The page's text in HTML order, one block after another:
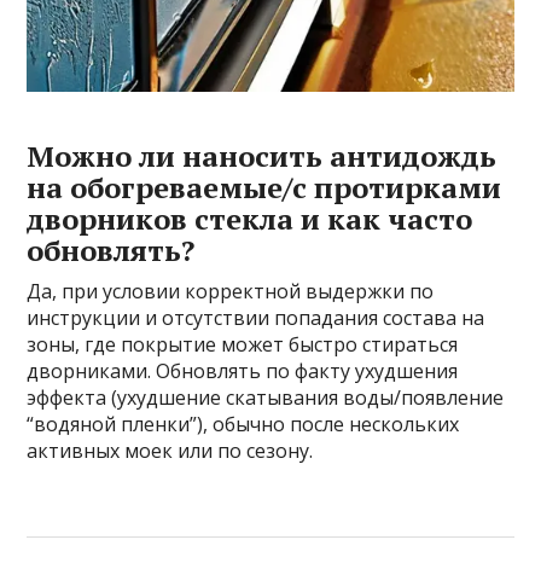
Можно ли наносить антидождь
на обогреваемые/с протирками
дворников стекла и как часто
обновлять?
Да, при условии корректной выдержки по
инструкции и отсутствии попадания состава на
зоны, где покрытие может быстро стираться
дворниками. Обновлять по факту ухудшения
эффекта (ухудшение скатывания воды/появление
“водяной пленки”), обычно после нескольких
активных моек или по сезону.